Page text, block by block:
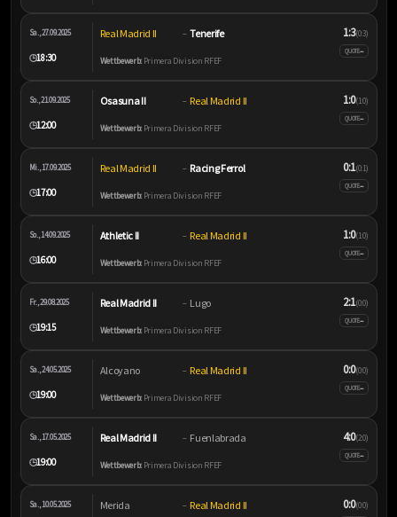
Sa., 27.09.2025
🕒18:30
Real Madrid II – Tenerife
Wettbewerb:Primera Division RFEF
1:3(0:3)
QUOTE–
So., 21.09.2025
🕒12:00
Osasuna II – Real Madrid II
Wettbewerb:Primera Division RFEF
1:0(1:0)
QUOTE–
Mi., 17.09.2025
🕒17:00
Real Madrid II – Racing Ferrol
Wettbewerb:Primera Division RFEF
0:1(0:1)
QUOTE–
So., 14.09.2025
🕒16:00
Athletic II – Real Madrid II
Wettbewerb:Primera Division RFEF
1:0(1:0)
QUOTE–
Fr., 29.08.2025
🕒19:15
Real Madrid II – Lugo
Wettbewerb:Primera Division RFEF
2:1(0:0)
QUOTE–
Sa., 24.05.2025
🕒19:00
Alcoyano – Real Madrid II
Wettbewerb:Primera Division RFEF
0:0(0:0)
QUOTE–
Sa., 17.05.2025
🕒19:00
Real Madrid II – Fuenlabrada
Wettbewerb:Primera Division RFEF
4:0(2:0)
QUOTE–
Sa., 10.05.2025 Merida – Real Madrid II 0:0(0:0)